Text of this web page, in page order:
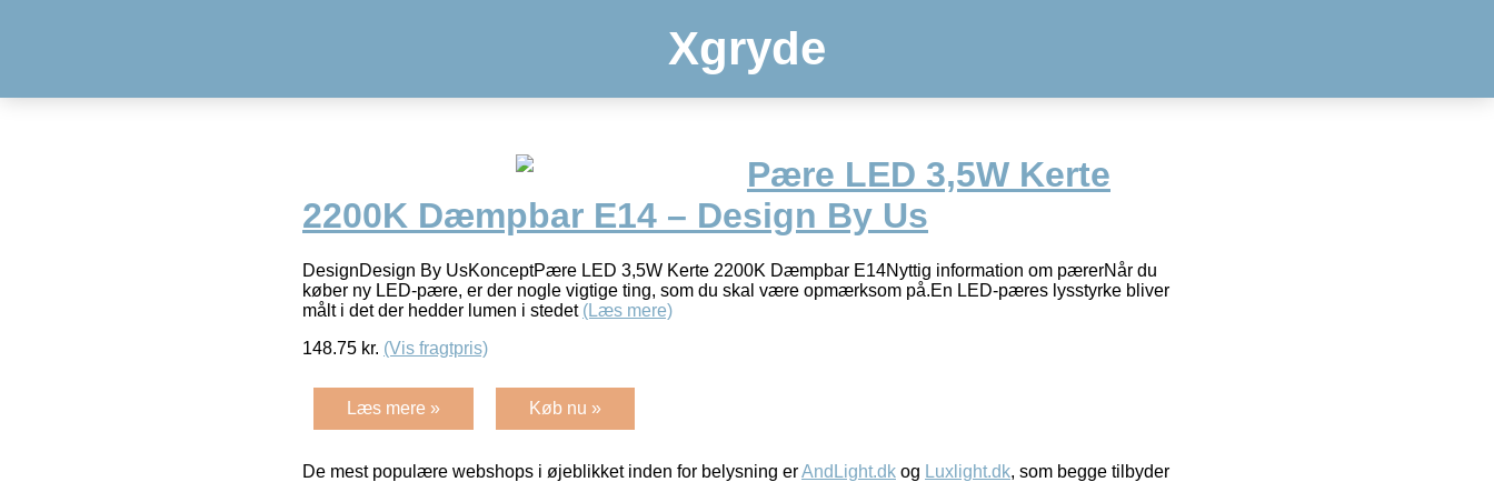
Xgryde
Pære LED 3,5W Kerte
2200K Dæmpbar E14 – Design By Us
DesignDesign By UsKonceptPære LED 3,5W Kerte 2200K Dæmpbar E14Nyttig information om pærerNår du
køber ny LED-pære, er der nogle vigtige ting, som du skal være opmærksom på.En LED-pæres lysstyrke bliver
målt i det der hedder lumen i stedet (Læs mere)
148.75 kr. (Vis fragtpris)
Læs mere » Køb nu »
De mest populære webshops i øjeblikket inden for belysning erAndLight.dk og Luxlight.dk, som begge tilbyder